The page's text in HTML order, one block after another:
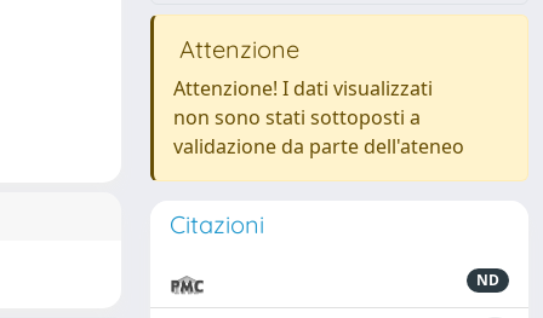
Attenzione
Attenzione! I dati visualizzati
non sono stati sottoposti a
validazione da parte dell'ateneo
Citazioni
ND